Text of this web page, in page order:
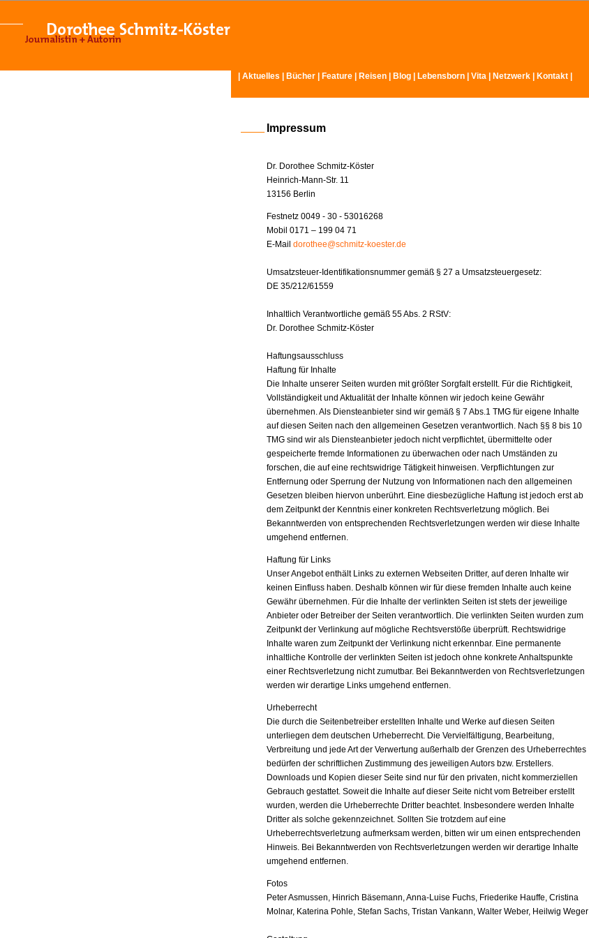
Aktuelles Bücher Feature Reisen Blog Lebensborn Vita Netzwerk Kontakt
Impressum
Dr. Dorothee Schmitz-Köster
Heinrich-Mann-Str. 11
13156 Berlin
Festnetz 0049 - 30 - 53016268
Mobil 0171 – 199 04 71
E-Mail dorothee@schmitz-koester.de
Umsatzsteuer-Identifikationsnummer gemäß § 27 a Umsatzsteuergesetz:
DE 35/212/61559
Inhaltlich Verantwortliche gemäß 55 Abs. 2 RStV:
Dr. Dorothee Schmitz-Köster
Haftungsausschluss
Haftung für Inhalte
Die Inhalte unserer Seiten wurden mit größter Sorgfalt erstellt. Für die Richtigkeit,
Vollständigkeit und Aktualität der Inhalte können wir jedoch keine Gewähr
übernehmen. Als Diensteanbieter sind wir gemäß § 7 Abs.1 TMG für eigene Inhalte
auf diesen Seiten nach den allgemeinen Gesetzen verantwortlich. Nach §§ 8 bis 10
TMG sind wir als Diensteanbieter jedoch nicht verpflichtet, übermittelte oder
gespeicherte fremde Informationen zu überwachen oder nach Umständen zu
forschen, die auf eine rechtswidrige Tätigkeit hinweisen. Verpflichtungen zur
Entfernung oder Sperrung der Nutzung von Informationen nach den allgemeinen
Gesetzen bleiben hiervon unberührt. Eine diesbezügliche Haftung ist jedoch erst ab
dem Zeitpunkt der Kenntnis einer konkreten Rechtsverletzung möglich. Bei
Bekanntwerden von entsprechenden Rechtsverletzungen werden wir diese Inhalte
umgehend entfernen.
Haftung für Links
Unser Angebot enthält Links zu externen Webseiten Dritter, auf deren Inhalte wir
keinen Einfluss haben. Deshalb können wir für diese fremden Inhalte auch keine
Gewähr übernehmen. Für die Inhalte der verlinkten Seiten ist stets der jeweilige
Anbieter oder Betreiber der Seiten verantwortlich. Die verlinkten Seiten wurden zum
Zeitpunkt der Verlinkung auf mögliche Rechtsverstöße überprüft. Rechtswidrige
Inhalte waren zum Zeitpunkt der Verlinkung nicht erkennbar. Eine permanente
inhaltliche Kontrolle der verlinkten Seiten ist jedoch ohne konkrete Anhaltspunkte
einer Rechtsverletzung nicht zumutbar. Bei Bekanntwerden von Rechtsverletzungen
werden wir derartige Links umgehend entfernen.
Urheberrecht
Die durch die Seitenbetreiber erstellten Inhalte und Werke auf diesen Seiten
unterliegen dem deutschen Urheberrecht. Die Vervielfältigung, Bearbeitung,
Verbreitung und jede Art der Verwertung außerhalb der Grenzen des Urheberrechtes
bedürfen der schriftlichen Zustimmung des jeweiligen Autors bzw. Erstellers.
Downloads und Kopien dieser Seite sind nur für den privaten, nicht kommerziellen
Gebrauch gestattet. Soweit die Inhalte auf dieser Seite nicht vom Betreiber erstellt
wurden, werden die Urheberrechte Dritter beachtet. Insbesondere werden Inhalte
Dritter als solche gekennzeichnet. Sollten Sie trotzdem auf eine
Urheberrechtsverletzung aufmerksam werden, bitten wir um einen entsprechenden
Hinweis. Bei Bekanntwerden von Rechtsverletzungen werden wir derartige Inhalte
umgehend entfernen.
Fotos
Peter Asmussen, Hinrich Bäsemann, Anna-Luise Fuchs, Friederike Hauffe, Cristina
Molnar, Katerina Pohle, Stefan Sachs, Tristan Vankann, Walter Weber, Heilwig Weger